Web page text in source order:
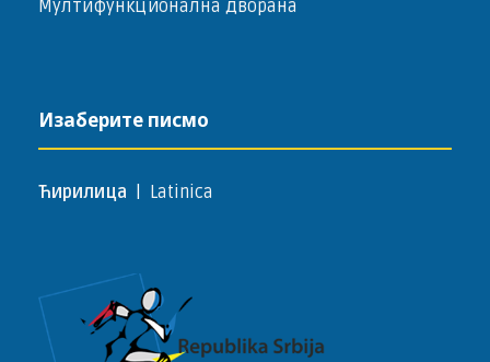
Мултифункционална дворана
Изаберите писмо
Ћирилица Latinica